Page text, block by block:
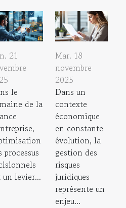
21
le
de la
processus
un levier...
Mar. 18
novembre
2025
Dans un
contexte
économique
en constante
évolution, la
gestion des
risques
juridiques
représente un
enjeu...